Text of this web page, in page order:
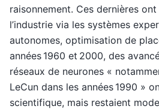
raisonnement. Ces dernières
l’industrie via les systèmes
autonomes, optimisation de
années 1960 et 2000, des
réseaux de neurones «
LeCun dans les années 1990 »
scientifique, mais restaient